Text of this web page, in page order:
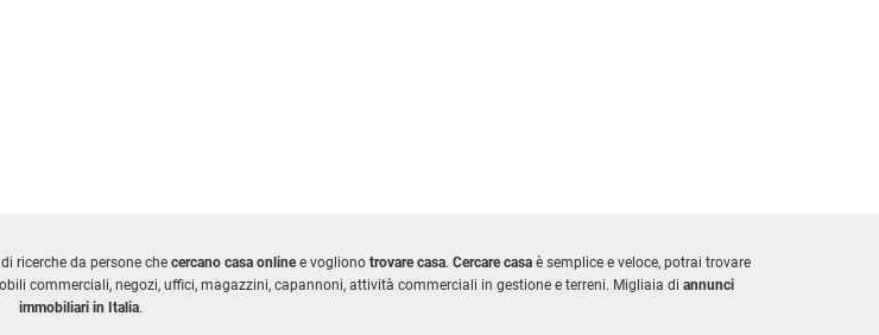
ricerche da persone che cercano casa onlinee vogliono trovare casa. Cercare casa è semplice e veloce, potrai trovare
commerciali, negozi, uffici, magazzini, capannoni, attività commerciali in gestione e terreni. Migliaia di annunci
immobiliari in Italia.